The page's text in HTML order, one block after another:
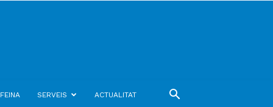
SERVEIS ACTUALITAT